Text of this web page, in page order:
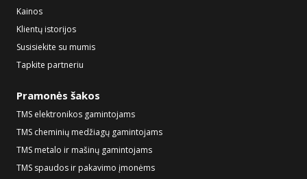
Kainos
Klientų istorijos
Susisiekite su mumis
Tapkite partneriu
Pramonės šakos
TMS elektronikos gamintojams
TMS cheminių medžiagų gamintojams
TMS metalo ir mašinų gamintojams
TMS spaudos ir pakavimo įmonėms